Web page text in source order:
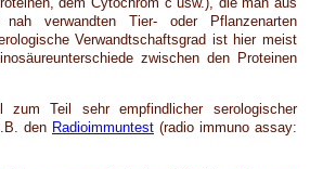
verwandten Tier- oder Pflanzenarten
Verwandtschaftsgrad ist hier meist
zwischen den Proteinen
Teil sehr empfindlicher serologischer
den Radioimmuntest (radio immuno assay: